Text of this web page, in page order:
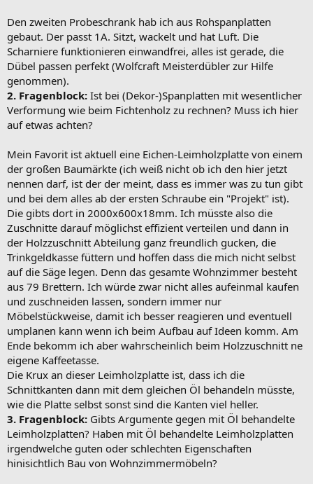
Den zweiten Probeschrank hab ich aus Rohspanplatten
gebaut. Der passt 1A. Sitzt, wackelt und hat Luft. Die
Scharniere funktionieren einwandfrei, alles ist gerade, die
Dübel passen perfekt (Wolfcraft Meisterdübler zur Hilfe
genommen).
2. Fragenblock: Ist bei (Dekor-)Spanplatten mit wesentlicher
Verformung wie beim Fichtenholz zu rechnen? Muss ich hier
auf etwas achten?
Mein Favorit ist aktuell eine Eichen-Leimholzplatte von einem
der großen Baumärkte (ich weiß nicht ob ich den hier jetzt
nennen darf, ist der der meint, dass es immer was zu tun gibt
und bei dem alles ab der ersten Schraube ein "Projekt" ist).
Die gibts dort in 2000x600x18mm. Ich müsste also die
Zuschnitte darauf möglichst effizient verteilen und dann in
der Holzzuschnitt Abteilung ganz freundlich gucken, die
Trinkgeldkasse füttern und hoffen dass die mich nicht selbst
auf die Säge legen. Denn das gesamte Wohnzimmer besteht
aus 79 Brettern. Ich würde zwar nicht alles aufeinmal kaufen
und zuschneiden lassen, sondern immer nur
Möbelstückweise, damit ich besser reagieren und eventuell
umplanen kann wenn ich beim Aufbau auf Ideen komm. Am
Ende bekomm ich aber wahrscheinlich beim Holzzuschnitt ne
eigene Kaffeetasse.
Die Krux an dieser Leimholzplatte ist, dass ich die
Schnittkanten dann mit dem gleichen Öl behandeln müsste,
wie die Platte selbst sonst sind die Kanten viel heller.
3. Fragenblock: Gibts Argumente gegen mit Öl behandelte
Leimholzplatten? Haben mit Öl behandelte Leimholzplatten
irgendwelche guten oder schlechten Eigenschaften
hinisichtlich Bau von Wohnzimmermöbeln?